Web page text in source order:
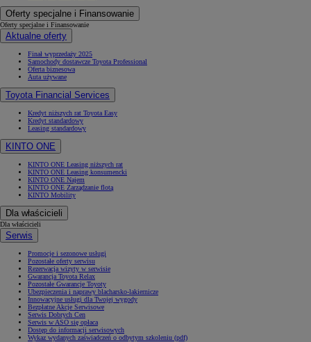
Oferty specjalne i Finansowanie
Oferty specjalne i Finansowanie
Aktualne oferty
Finał wyprzedaży 2025
Samochody dostawcze Toyota Professional
Oferta biznesowa
Auta używane
Toyota Financial Services
Kredyt niższych rat Toyota Easy
Kredyt standardowy
Leasing standardowy
KINTO ONE
KINTO ONE Leasing niższych rat
KINTO ONE Leasing konsumencki
KINTO ONE Najem
KINTO ONE Zarządzanie flotą
KINTO Mobility
Dla właścicieli
Dla właścicieli
Serwis
Promocje i sezonowe usługi
Pozostałe oferty serwisu
Rezerwacja wizyty w serwisie
Gwarancja Toyota Relax
Pozostałe Gwarancje Toyoty
Ubezpieczenia i naprawy blacharsko-lakiernicze
Innowacyjne usługi dla Twojej wygody
Bezpłatne Akcje Serwisowe
Serwis Dobrych Cen
Serwis w ASO się opłaca
Dostęp do informacji serwisowych
Wykaz wydanych zaświadczeń o odbytym szkoleniu (pdf)